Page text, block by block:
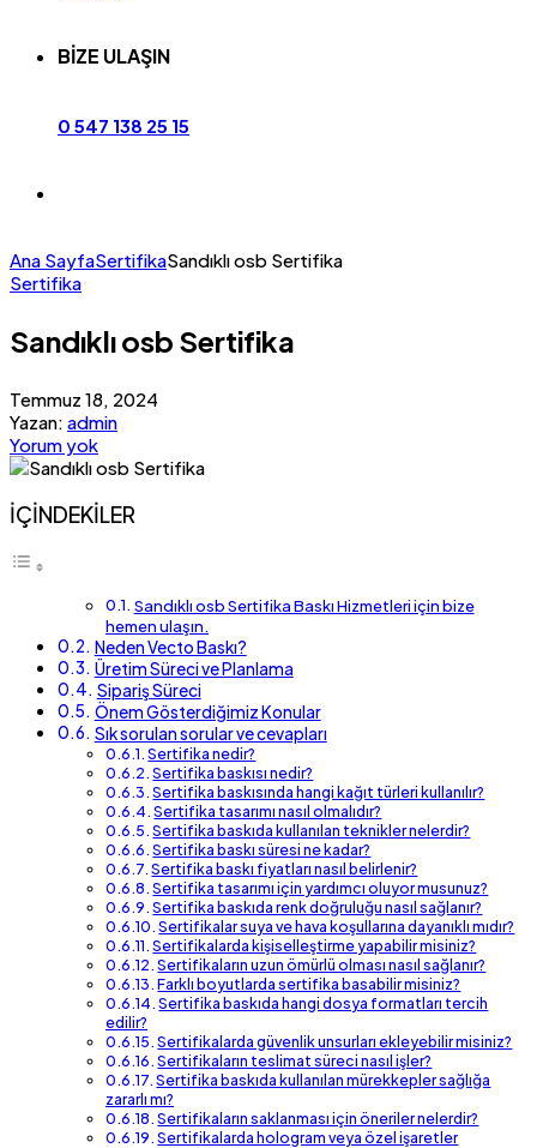
BİZE ULAŞIN
0 547 138 25 15
Ana SayfaSertifikaSandıklı osb Sertifika
Sertifika
Sandıklı osb Sertifika
Temmuz 18, 2024
Yazan: admin
Yorum yok
İÇİNDEKİLER
Sandıklı osb Sertifika Baskı Hizmetleri için bize
hemen ulaşın.
Neden Vecto Baskı?
Üretim Süreci ve Planlama
Sipariş Süreci
Önem Gösterdiğimiz Konular
Sık sorulan sorular ve cevapları
Sertifika nedir?
Sertifika baskısı nedir?
Sertifika baskısında hangi kağıt türleri kullanılır?
Sertifika tasarımı nasıl olmalıdır?
Sertifika baskıda kullanılan teknikler nelerdir?
Sertifika baskı süresi ne kadar?
Sertifika baskı fiyatları nasıl belirlenir?
Sertifika tasarımı için yardımcı oluyor musunuz?
Sertifika baskıda renk doğruluğu nasıl sağlanır?
Sertifikalar suya ve hava koşullarına dayanıklı mıdır?
Sertifikalarda kişiselleştirme yapabilir misiniz?
Sertifikaların uzun ömürlü olması nasıl sağlanır?
Farklı boyutlarda sertifika basabilir misiniz?
Sertifika baskıda hangi dosya formatları tercih
edilir?
Sertifikalarda güvenlik unsurları ekleyebilir misiniz?
Sertifikaların teslimat süreci nasıl işler?
Sertifika baskıda kullanılan mürekkepler sağlığa
zararlı mı?
Sertifikaların saklanması için öneriler nelerdir?
Sertifikalarda hologram veya özel işaretler